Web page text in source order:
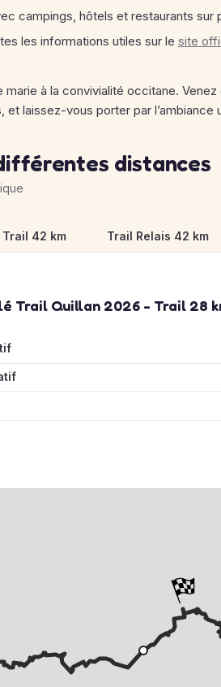
campings, hôtels et restaurants sur
les informations utiles sur le site
marie à la convivialité occitane.
laissez-vous porter par l’ambiance
distances
Trail 42 km Trail Relais 42 km
Trail Quillan 2026 - Trail 28